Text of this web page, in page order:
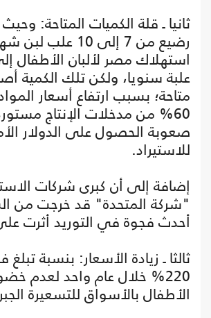
ثانيا ـ قلة الكميات المتاحة:
رضيع من 7 إلى 10
علبة سنويا، ولكن تلك الكمية
متاحة؛ بسبب ارتفاع أسعار
60% من مدخلات الإنتاج
صعوبة الحصول على الدولار
للاستيراد.
إضافة إلى أن كبرى شركات
"شركة المتحدة" قد خرجت من
أحدث فجوة في التوريد أثرت
ثالثا ـ زيادة الأسعار: بنسبة
220% خلال عام واحد لعدم
الأطفال بالأسواق للتسعيرة